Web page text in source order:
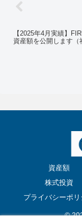
【2025年4月実績】
資産額を公開します（
資産額
株式投資
プライバシーポリ
©